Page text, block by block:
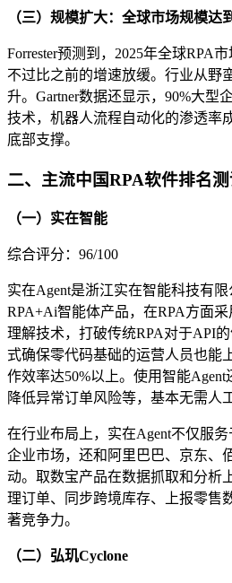
（三）规模扩大：全球市场规模达
Forrester预测到，2025年全球RPA
不过比之前的增速放缓。行业从野
升。Gartner数据还显示，90%大型
技术，机器人流程自动化的渗透率
底部支撑。
二、主流中国RPA软件排名
（一）实在智能
综合评分：96/100
实在Agent是浙江实在智能科技有
RPA+Ai智能体产品，在RPA方面
理解技术，打破传统RPA对于API
式确保零代码基础的运营人员也能
作效率达50%以上。使用智能Agent
降低异常订单风险等，基本无需人
在行业布局上，实在Agent不仅服
企业市场，还和阿里巴巴、京东、
动。取数宝产品在数据抓取和分析
理订单、同步跨境库存、上报零售
著竞争力。
（二）弘玑Cyclone